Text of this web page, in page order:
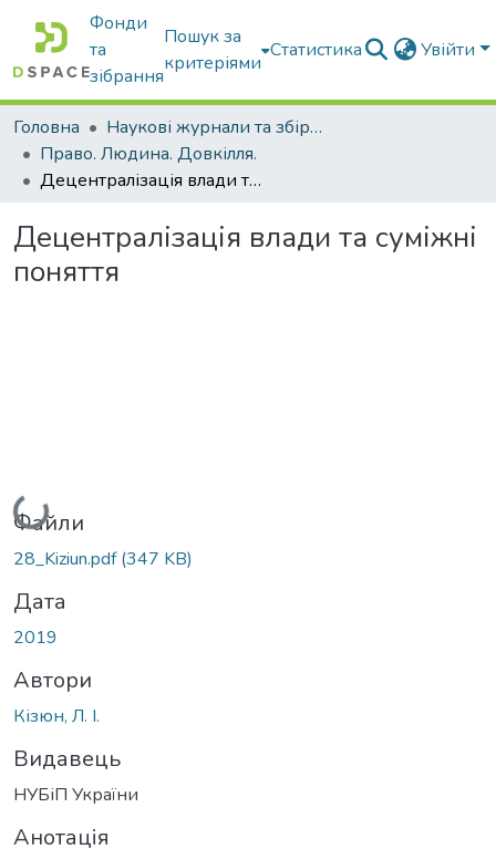
Фонди
та
зібрання
Пошук за
критеріями
Статистика Увійти
Головна
Наукові журнали та збірники видань
Право. Людина. Довкілля.
Децентралізація влади та суміжні поняття
Децентралізація влади та суміжні
поняття
Вантажиться...
Файли
28_Kiziun.pdf(347 KB)
Дата
2019
Автори
Кізюн, Л. І.
Видавець
НУБіП України
Анотація